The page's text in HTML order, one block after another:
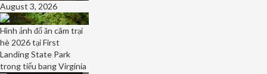
August 3, 2026
Hình ảnh đổ ăn câm trại
hè 2026 tại First
Landing State Park
trong tiểu bang Virginia